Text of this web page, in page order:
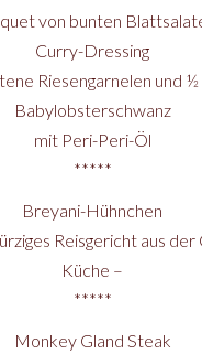
von bunten
Curry-Dressing
Riesengarnelen und
Babylobsterschwanz
mit Peri-Peri-Öl
*****
Breyani-Hühnchen
Reisgericht aus der
Küche –
*****
Monkey Gland Steak